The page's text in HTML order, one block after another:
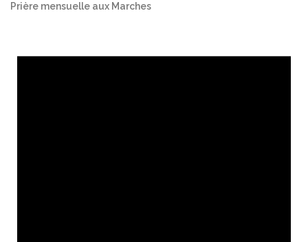
Prière mensuelle aux Marches